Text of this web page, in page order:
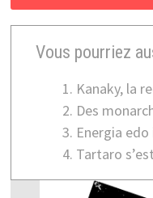
Vous pourriez
Kanaky, la
Des
Energia
Tartaro